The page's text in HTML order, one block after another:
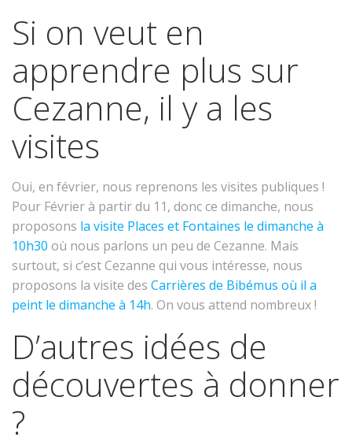
Si on veut en
apprendre plus sur
Cezanne, il y a les
visites
Oui, en février, nous reprenons les visites publiques !
Pour Février à partir du 11, donc ce dimanche, nous
proposons la visite Places et Fontaines le dimanche à
10h30 où nous parlons un peu de Cezanne. Mais
surtout, si c’est Cezanne qui vous intéresse, nous
proposons la visite des Carrières de Bibémus où il a
peint le dimanche à 14h. On vous attend nombreux !
D’autres idées de
découvertes à donner
?